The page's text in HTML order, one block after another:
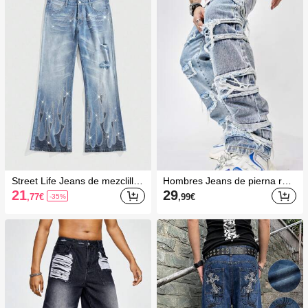
Street Life Jeans de mezclilla
con adornos de rhinestone pa
ra hombres, adecuados para
21,77€ -35%
Hombres Jeans de pierna rect
a algodón desgarro crudo
29,99€